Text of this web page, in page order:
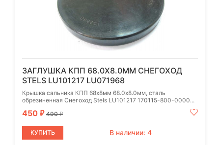
ЗАГЛУШКА КПП 68.0X8.0ММ CНЕГОХОД
STELS LU101217 LU071968
Крышка сальника КПП 68х8мм 68.0x8.0мм, сталь
обрезиненная Снегоход Stels LU101217 170115-800-0000...
450 ₽ 490₽
КУПИТЬ В наличии: 4